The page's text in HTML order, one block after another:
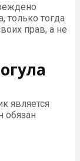
только тогда
прав, а не
является
обязан